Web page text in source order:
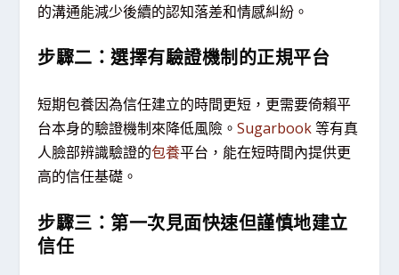
的溝通能減少後續的認知落差和情感糾紛。
步驟二：選擇有驗證機制的正規平台
短期包養因為信任建立的時間更短，更需要倚賴平
台本身的驗證機制來降低風險。Sugarbook等有真
人臉部辨識驗證的包養平台，能在短時間內提供更
高的信任基礎。
步驟三：第一次見面快速但謹慎地建立
信任